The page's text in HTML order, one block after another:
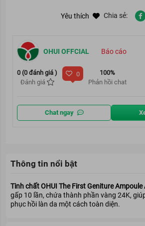
OHUI OFFCIAL Báo cáo
0 (0 đánh giá )
Đánh giá
0
100%
Phản hồi chat
Chat ngay
Yêu thích Chia sẻ:
Thông tin nổi bật
Tinh chất OHUI The First Geniture Ampoule
gấp 10 lần, chứa thành phần vàng 24K,
phục hồi làn da một cách toàn diện.